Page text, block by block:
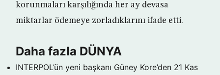
korunmaları karşılığında her ay devasa
miktarlar ödemeye zorladıklarını ifade etti.
Daha fazla DÜNYA
INTERPOL’ün yeni başkanı Güney Kore’den 21 Kas